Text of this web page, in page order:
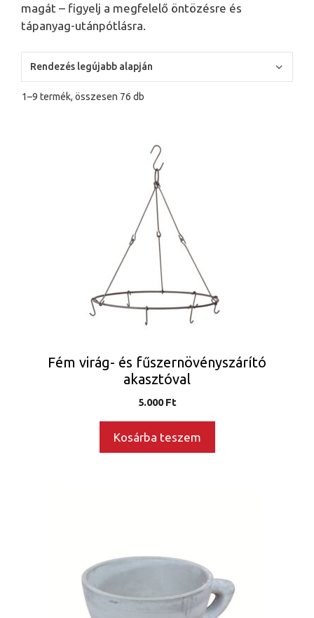
magát – figyelj a megfelelő öntözésre és
tápanyag-utánpótlásra.
1–9 termék, összesen 76 db
Fém virág- és fűszernövényszárító
akasztóval
5.000Ft
Kosárba teszem